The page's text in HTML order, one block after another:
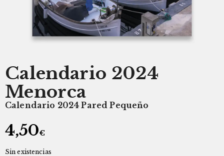
Calendario 2024
Menorca
Calendario 2024 Pared Pequeño
4,50€
Sin existencias